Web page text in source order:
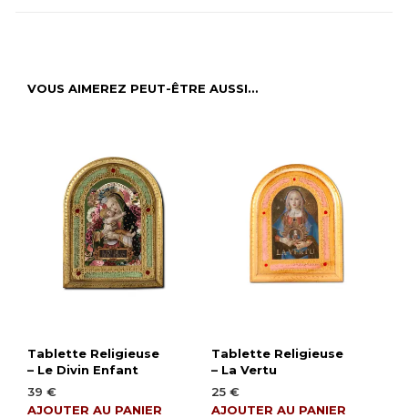
VOUS AIMEREZ PEUT-ÊTRE AUSSI…
Tablette Religieuse
– Le Divin Enfant
39 €
AJOUTER AU PANIER
Tablette Religieuse
– La Vertu
25 €
AJOUTER AU PANIER